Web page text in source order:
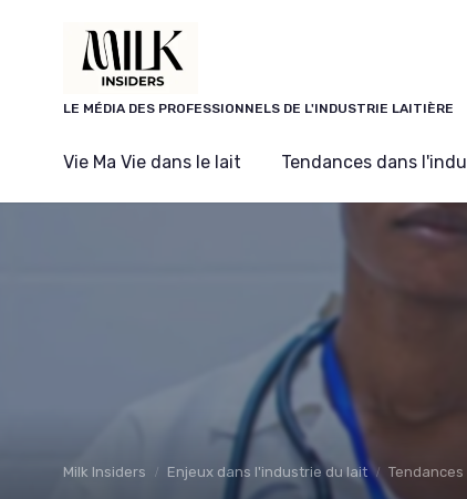
LE MÉDIA DES PROFESSIONNELS DE L'INDUSTRIE LAITIÈRE
Vie Ma Vie dans le lait Tendances dans
Milk Insiders Enjeux dans l'industrie du lait